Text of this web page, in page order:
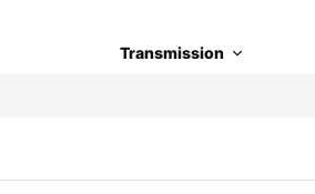
Transmission